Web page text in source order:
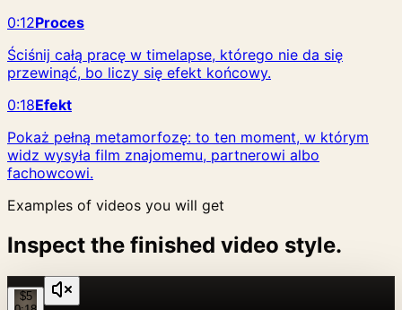
0:12Proces
Ściśnij całą pracę w timelapse, którego nie da się
przewinąć, bo liczy się efekt końcowy.
0:18Efekt
Pokaż pełną metamorfozę: to ten moment, w którym
widz wysyła film znajomemu, partnerowi albo
fachowcowi.
Examples of videos you will get
Inspect the finished video style.
$5